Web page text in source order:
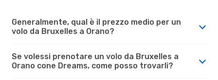
Generalmente, qual è il prezzo medio per un
volo da Bruxelles a Orano?
Se volessi prenotare un volo da Bruxelles a
Orano cone Dreams, come posso trovarli?